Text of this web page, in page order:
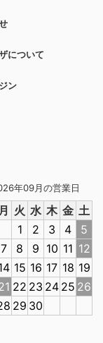
年09月の営業日
月 火 水 木 金 土
1
2 3 4
5
7 8 9 10 11 12
15 16 17 18 19
22 23 24 25 26
29 30
について
ン